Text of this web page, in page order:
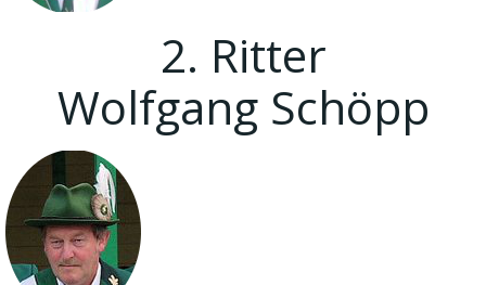
2. Ritter
Wolfgang Schöpp